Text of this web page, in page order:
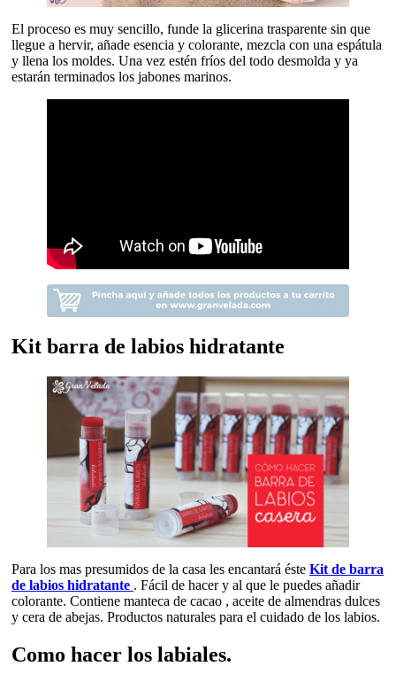
El proceso es muy sencillo, funde la glicerina trasparente sin que
llegue a hervir, añade esencia y colorante, mezcla con una espátula
y llena los moldes. Una vez estén fríos del todo desmolda y ya
estarán terminados los jabones marinos.
Kit barra de labios hidratante
Para los mas presumidos de la casa les encantará éste Kit de barra
de labios hidratante . Fácil de hacer y al que le puedes añadir
colorante. Contiene manteca de cacao , aceite de almendras dulces
y cera de abejas. Productos naturales para el cuidado de los labios.
Como hacer los labiales.